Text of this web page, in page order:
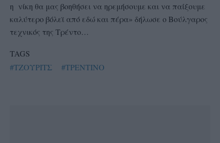
η νίκη θα μας βοηθήσει να ηρεμήσουμε και να παίξουμε
καλύτερο βόλεϊ από εδώ και πέρα» δήλωσε ο Βούλγαρος
τεχνικός της Τρέντο…
TAGS
#ΤΖΟΥΡΙΤΣ
#ΤΡΕΝΤΙΝΟ